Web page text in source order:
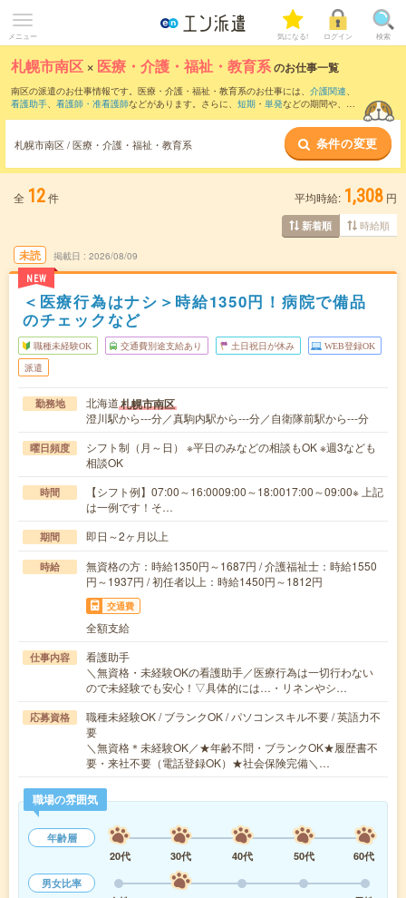
メニュー 気になる! ログイン 検索
札幌市南区 × 医療・介護・福祉・教育系のお仕事一覧
南区の派遣のお仕事情報です。医療・介護・福祉・教育系のお仕事には、 介護関連、
看護助手、 看護師・准看護師などがあります。さらに、 短期 ・ 単発などの期間や、 職
札幌市南区 / 医療・介護・福祉・教育系 条件の変更
全 12件 平均時給: 1,308 円
新着順 時給順
未読
NEW
掲載日 2026/08/09
＜医療行為はナシ＞時給1350円！病院で備品
のチェックなど
職種未経験OK 交通費別途支給あり 土日祝日が休み WEB登録OK
派遣
勤務地 北海道札幌市南区
澄川駅から---分／真駒内駅から---分／自衛隊前駅から---分
曜日頻度
シフト制（月～日） ※平日のみなどの相談もOK ※週3なども
相談OK
時間
【シフト例】07:00～16:0009:00～18:0017:00～09:00※ 上記
は一例です！そ…
期間 即日～2ヶ月以上
時給
無資格の方：時給1350円～1687円 / 介護福祉士：時給1550
円～1937円 / 初任者以上：時給1450円～1812円
交通費
全額支給
仕事内容
看護助手
＼無資格・未経験OKの看護助手／医療行為は一切行わない
ので未経験でも安心！▽具体的には…・リネンやシ…
応募資格
職種未経験OK / ブランクOK / パソコンスキル不要 / 英語力不
要
＼無資格＊未経験OK／★年齢不問・ブランクOK★履歴書不
要・来社不要（電話登録OK）★社会保険完備＼…
職場の雰囲気
年齢層
20代
30代 40代 50代
60代
男女比率